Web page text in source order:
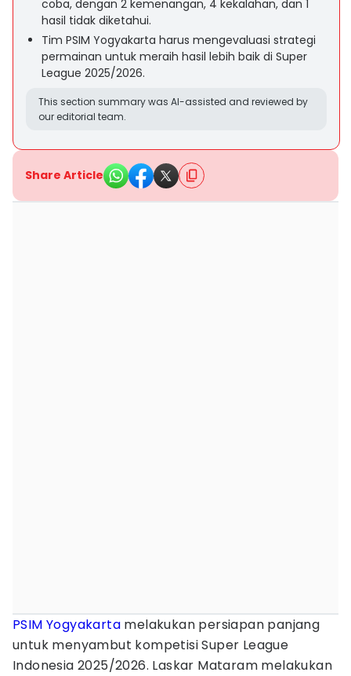
coba, dengan 2 kemenangan, 4 kekalahan, dan 1
hasil tidak diketahui.
Tim PSIM Yogyakarta harus mengevaluasi strategi
permainan untuk meraih hasil lebih baik di Super
League 2025/2026.
This section summary was AI-assisted and reviewed by
our editorial team.
Share Article
PSIM Yogyakarta melakukan persiapan panjang
untuk menyambut kompetisi Super League
Indonesia 2025/2026. Laskar Mataram melakukan